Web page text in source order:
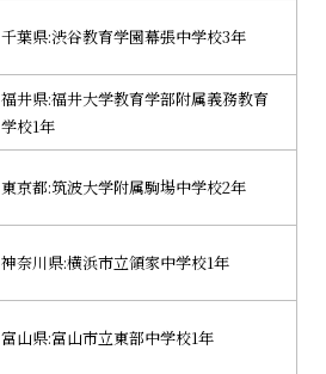
千葉県:渋谷教育学園幕張中学校3年
福井県:福井大学教育学部附属義務教育
学校1年
東京都:筑波大学附属駒場中学校2年
神奈川県:横浜市立領家中学校1年
富山県:富山市立東部中学校1年